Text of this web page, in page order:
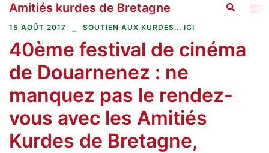
Aller
au
Amitiés kurdes de Bretagne
15 AOÛT 2017 SOUTIEN AUX KURDES... ICI
40ème festival de cinéma
de Douarnenez : ne
manquez pas le rendez-
vous avec les Amitiés
Kurdes de Bretagne,